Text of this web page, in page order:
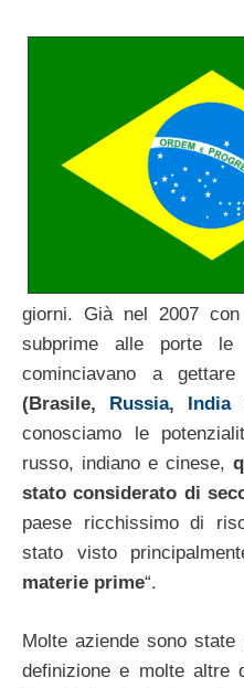
giorni. Già nel 2007
subprime alle porte
cominciavano a
(Brasile,
Russia, India
conosciamo le
russo, indiano e cinese,
stato considerato di
paese ricchissimo di
stato visto
materie prime“.
Molte aziende sono
definizione e molte altre